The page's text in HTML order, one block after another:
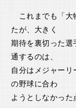
これまでも「大
たが、大きく
期待を裏切った選
通するのは、
自分はメジャー
の野球に合わ
ようとしなかった